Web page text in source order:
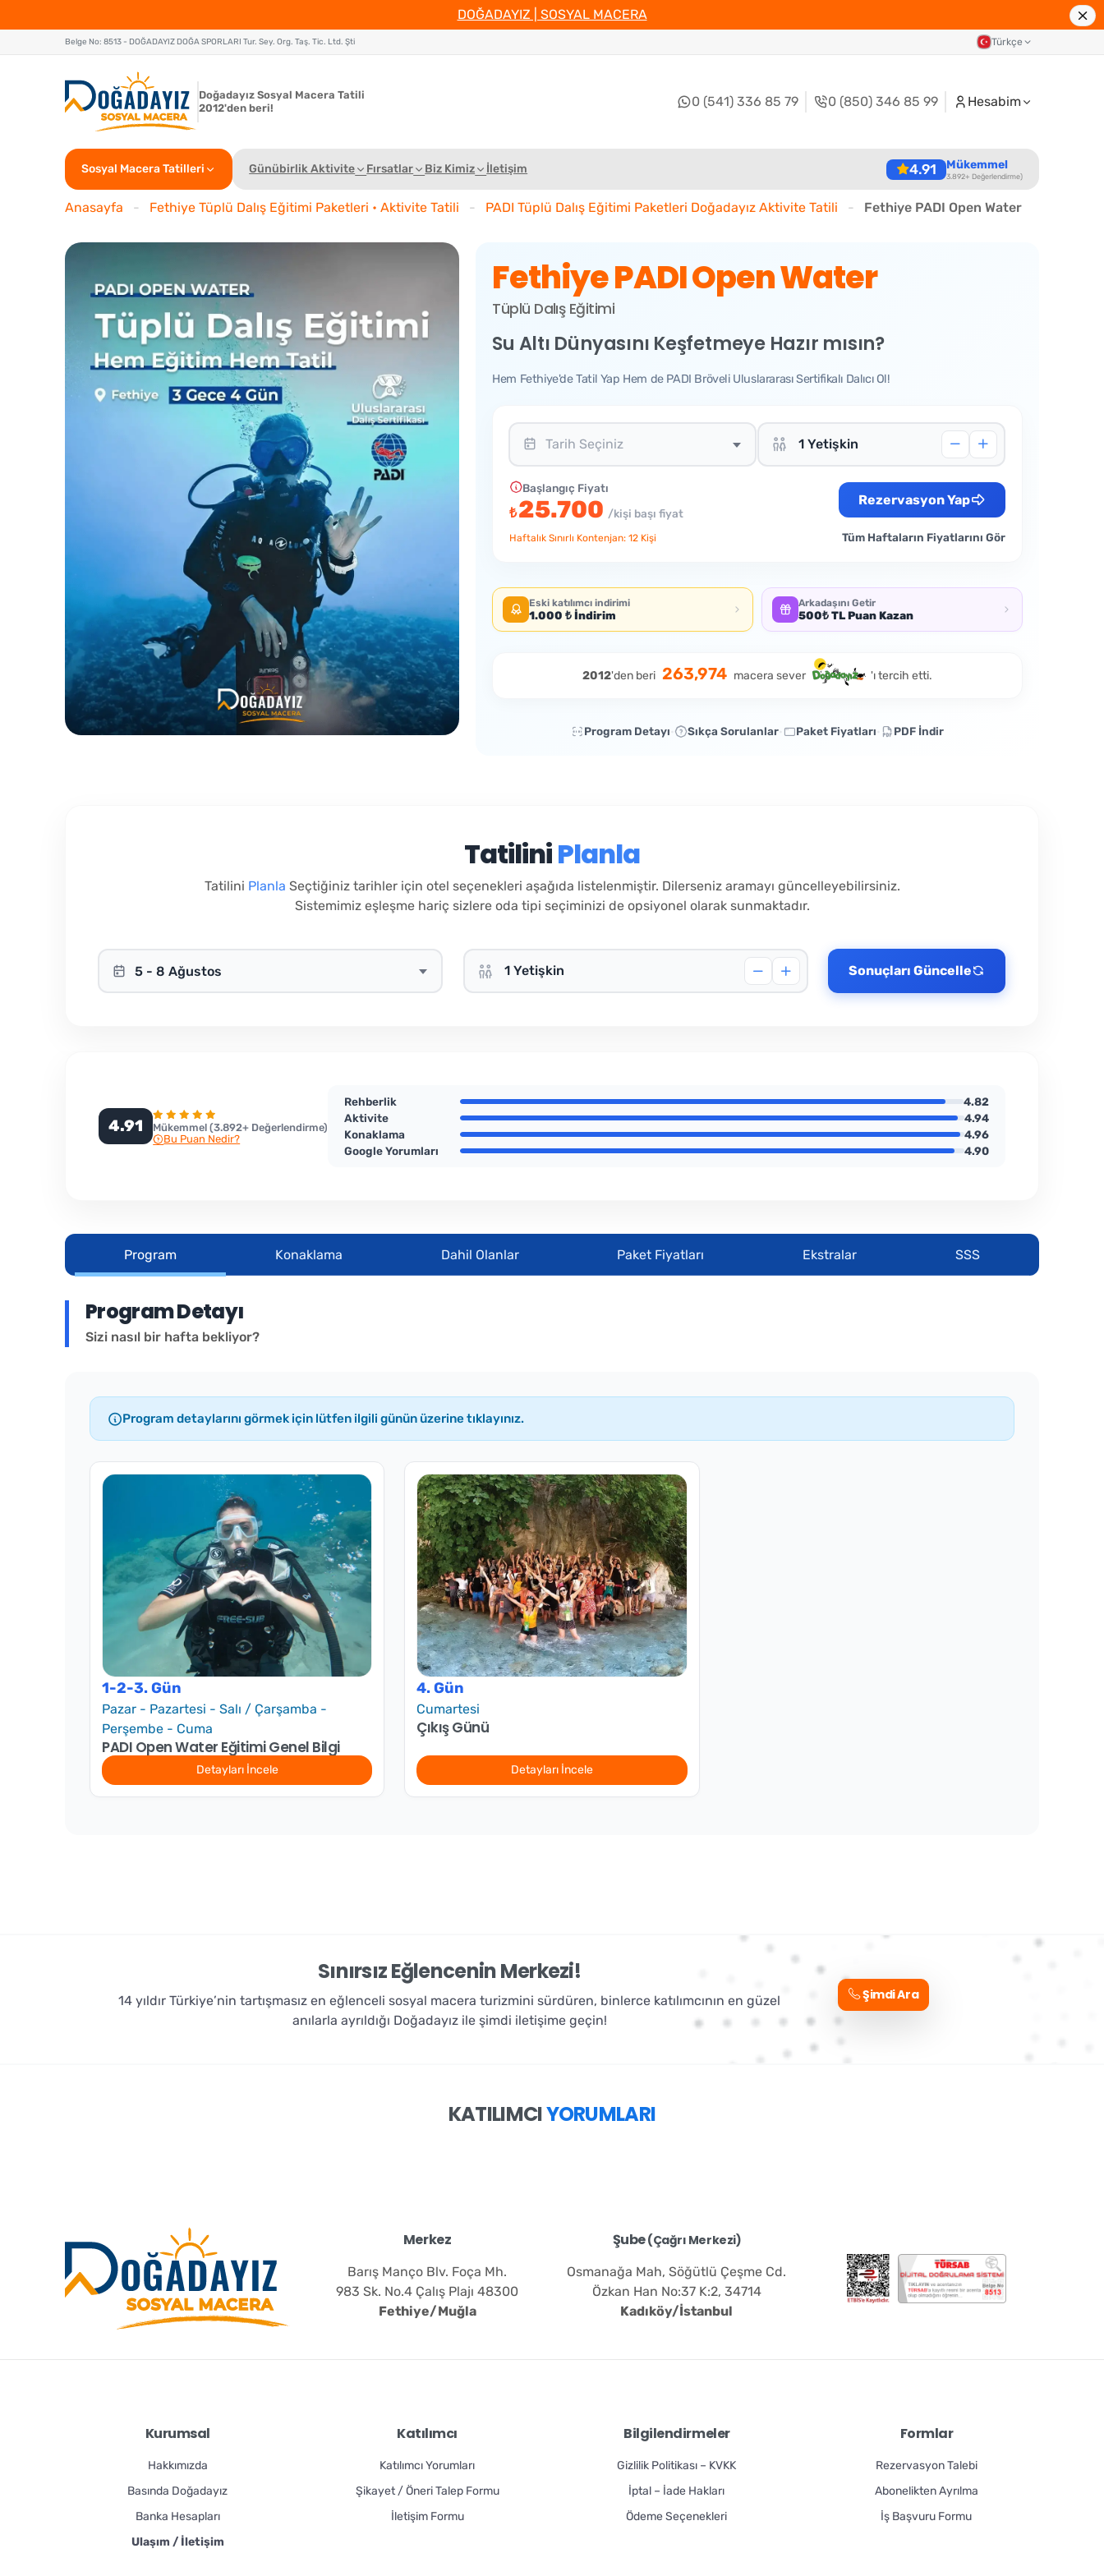
DOĞADAYIZ | SOSYAL MACERA
Belge No: 8513 - DOĞADAYIZ DOĞA SPORLARI Tur. Sey. Org. Taş. Tic. Ltd. Şti Türkçe
Doğadayız Sosyal Macera Tatili
2012'den beri!
0 (541) 336 85 79 0 (850) 346 85 99 Hesabim
Sosyal Macera Tatilleri Günübirlik Aktivite Fırsatlar Biz Kimiz İletişim 4.91 Mükemmel
3.892+ Değerlendirme)
Anasayfa - Fethiye Tüplü Dalış Eğitimi Paketleri • Aktivite Tatili - PADI Tüplü Dalış Eğitimi Paketleri Doğadayız Aktivite Tatili - Fethiye PADI Open Water
Fethiye PADI Open Water
Tüplü Dalış Eğitimi
Su Altı Dünyasını Keşfetmeye Hazır mısın?
Hem Fethiye'de Tatil Yap Hem de PADI Bröveli Uluslararası Sertifikalı Dalıcı Ol!
Tarih Seçiniz
Başlangıç Fiyatı
₺25.700 /kişi başı fiyat
Rezervasyon Yap
Haftalık Sınırlı Kontenjan: 12 Kişi Tüm Haftaların Fiyatlarını Gör
Eski katılımcı indirimi
1.000 ₺ İndirim
Arkadaşını Getir
500₺ TL Puan Kazan
2012'den beri 263,974 macera sever 'ı tercih etti.
Program Detayı Sıkça Sorulanlar Paket Fiyatları • PDF İndir
TatiliniPlanla
Tatilini Planla Seçtiğiniz tarihler için otel seçenekleri aşağıda listelenmiştir. Dilerseniz aramayı güncelleyebilirsiniz.
Sistemimiz eşleşme hariç sizlere oda tipi seçiminizi de opsiyonel olarak sunmaktadır.
5 - 8 Ağustos Sonuçları Güncelle
4.91
Mükemmel (3.892+ Değerlendirme)
Bu Puan Nedir?
Rehberlik
4.82
Aktivite
4.94
Konaklama
4.96
Google Yorumları
4.90
Program Konaklama Dahil Olanlar Paket Fiyatları Ekstralar SSS
Program Detayı
Sizi nasıl bir hafta bekliyor?
Program detaylarını görmek için lütfen ilgili günün üzerine tıklayınız.
1-2-3. Gün
Pazar - Pazartesi - Salı / Çarşamba -
Perşembe - Cuma
PADI Open Water Eğitimi Genel Bilgi
Detayları İncele
4. Gün
Cumartesi
Çıkış Günü
Detayları İncele
Sınırsız Eğlencenin Merkezi!
14 yıldır Türkiye’nin tartışmasız en eğlenceli sosyal macera turizmini sürdüren, binlerce katılımcının en güzel
anılarla ayrıldığı Doğadayız ile şimdi iletişime geçin!
Şimdi Ara
KATILIMCIYORUMLARI
Merkez
Barış Manço Blv. Foça Mh.
983 Sk. No.4 Çalış Plajı 48300
Fethiye/Muğla
Şube(Çağrı Merkezi)
Osmanağa Mah, Söğütlü Çeşme Cd.
Özkan Han No:37 K:2, 34714
Kadıköy/İstanbul
Kurumsal
Hakkımızda
Basında Doğadayız
Banka Hesapları
Ulaşım / İletişim
Katılımcı
Katılımcı Yorumları
Şikayet / Öneri Talep Formu
İletişim Formu
Bilgilendirmeler
Gizlilik Politikası – KVKK
İptal – İade Hakları
Ödeme Seçenekleri
Formlar
Rezervasyon Talebi
Abonelikten Ayrılma
İş Başvuru Formu
⟲ Yeniden Başlat